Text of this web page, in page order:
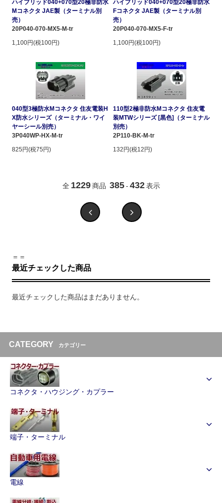
ハイブリッド040+070型20極非防水
Mコネクタ JAE製（ターミナル別
売）
20P040-070-MX5-M-tr
1,100円(税100円)
ハイブリッド040+070型20極非防水
Fコネクタ JAE製（ターミナル別
売）
20P040-070-MX5-F-tr
1,100円(税100円)
040型3極防水Mコネクタ 住友電装H
X防水シリーズ（ターミナル・ワイ
ヤーシール別売）
3P040WP-HX-M-tr
825円(税75円)
110型2極非防水Mコネクタ 住友電
装MTWシリーズ [黒色]（ターミナル
別売）
2P110-BK-M-tr
132円(税12円)
全 1229 商品 385 - 432 表示
＝＝
最近チェックした商品
最近チェックした商品はまだありません。
CATEGORY カテゴリー
コネクタ・ハウジング・カプラー
端子・ターミナル
電線